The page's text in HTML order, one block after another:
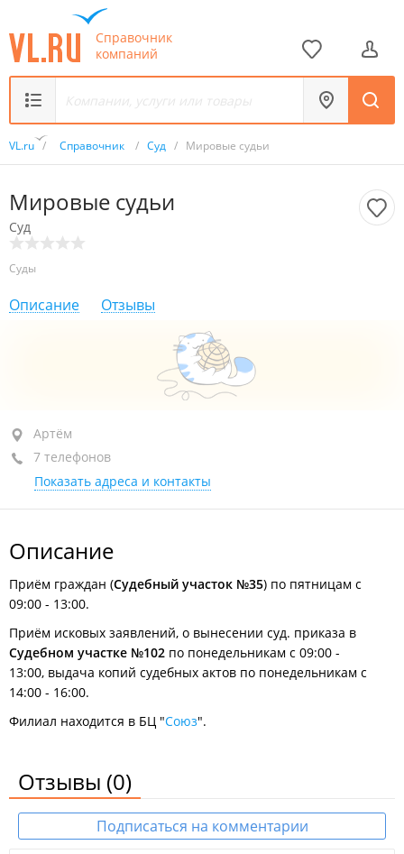
Справочник
компаний
VL.ru / Справочник / Суд / Мировые судьи
Мировые судьи
Суд
Суды
Описание Отзывы
Артём, ул. Урицкого, 7А
БЦ "Союз"
+7 (423-37) 9-35-68судебный участок №33
+7 (423-37) 9-35-67
+7 (423-37) 9-35-66судебный участок №35
+7 (423-37) 9-35-69
+7 (423-37) 4-29-57судебный участок №102, каб. 306
+7 (423-37) 9-18-57
судебный участок №102, каб. 306
сегодня закрыто
Артём
7 телефонов
Показать адреса и контакты
Описание
Приём граждан (Судебный участок №35) по пятницам с
09:00 - 13:00.
Приём исковых заявлений, о вынесении суд. приказа в
Судебном участке №102 по понедельникам с 09:00 -
13:00, выдача копий судебных актов по понедельникам с
14:00 - 16:00.
Филиал находится в БЦ "Союз".
Отзывы (0)
Подписаться на комментарии